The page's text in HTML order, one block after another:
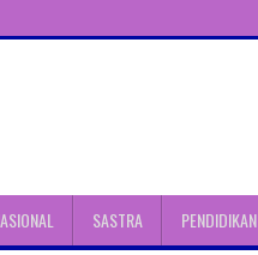
SASTRA PENDIDIKAN